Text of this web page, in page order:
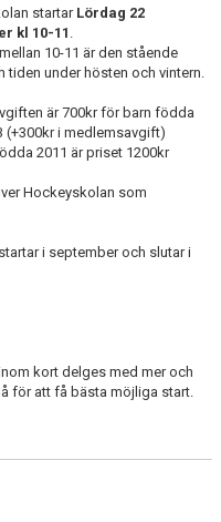
startar Lördag 22
kl 10-11 .
10-11 är den stående
tiden under hösten och vintern.
är 700kr för barn födda
(+300kr i medlemsavgift)
2011 är priset 1200kr
Hockeyskolan som
i september och slutar i
kort delges med mer och
för att få bästa möjliga start.